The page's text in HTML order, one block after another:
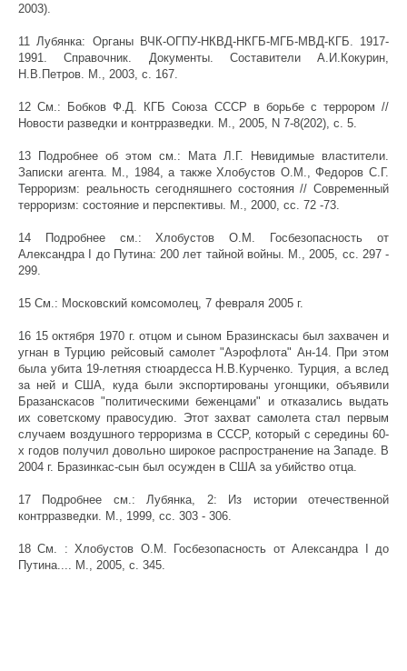
2003).
11 Лубянка: Органы ВЧК-ОГПУ-НКВД-НКГБ-МГБ-МВД-КГБ. 1917-
1991. Справочник. Документы. Составители А.И.Кокурин,
Н.В.Петров. М., 2003, с. 167.
12 См.: Бобков Ф.Д. КГБ Союза СССР в борьбе с террором //
Новости разведки и контрразведки. М., 2005, N 7-8(202), с. 5.
13 Подробнее об этом см.: Мата Л.Г. Невидимые властители.
Записки агента. М., 1984, а также Хлобустов О.М., Федоров С.Г.
Терроризм: реальность сегодняшнего состояния // Современный
терроризм: состояние и перспективы. М., 2000, сс. 72 -73.
14 Подробнее см.: Хлобустов О.М. Госбезопасность от
Александра I до Путина: 200 лет тайной войны. М., 2005, сс. 297 -
299.
15 См.: Московский комсомолец, 7 февраля 2005 г.
16 15 октября 1970 г. отцом и сыном Бразинскасы был захвачен и
угнан в Турцию рейсовый самолет "Аэрофлота" Ан-14. При этом
была убита 19-летняя стюардесса Н.В.Курченко. Турция, а вслед
за ней и США, куда были экспортированы угонщики, объявили
Бразанскасов "политическими беженцами" и отказались выдать
их советскому правосудию. Этот захват самолета стал первым
случаем воздушного терроризма в СССР, который с середины 60-
х годов получил довольно широкое распространение на Западе. В
2004 г. Бразинкас-сын был осужден в США за убийство отца.
17 Подробнее см.: Лубянка, 2: Из истории отечественной
контрразведки. М., 1999, сс. 303 - 306.
18 См. : Хлобустов О.М. Госбезопасность от Александра I до
Путина.... М., 2005, с. 345.